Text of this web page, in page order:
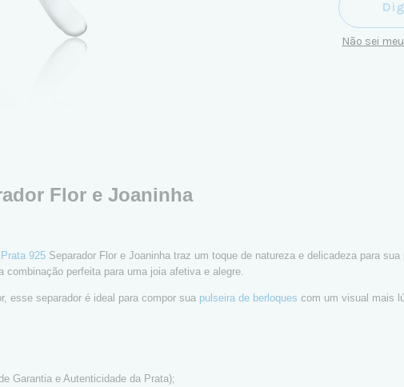
Não sei
Flor e Joaninha
Prata 925 Separador Flor e Joaninha traz um toque de natureza e delicadeza para
perfeita para uma joia afetiva e alegre.
esse separador é ideal para compor sua pulseira de berloques com um visual mais
Garantia e Autenticidade da Prata);